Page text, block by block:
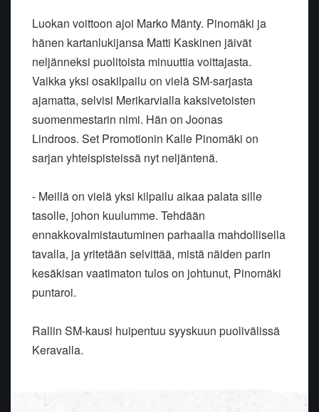
Luokan voittoon ajoi Marko Mänty. Pinomäki ja
hänen kartanlukijansa Matti Kaskinen jäivät
neljänneksi puolitoista minuuttia voittajasta.
Vaikka yksi osakilpailu on vielä SM-sarjasta
ajamatta, selvisi Merikarvialla kaksivetoisten
suomenmestarin nimi. Hän on Joonas
Lindroos. Set Promotionin Kalle Pinomäki on
sarjan yhteispisteissä nyt neljäntenä.
- Meillä on vielä yksi kilpailu aikaa palata sille
tasolle, johon kuulumme. Tehdään
ennakkovalmistautuminen parhaalla mahdollisella
tavalla, ja yritetään selvittää, mistä näiden parin
kesäkisan vaatimaton tulos on johtunut, Pinomäki
puntaroi.
Rallin SM-kausi huipentuu syyskuun puolivälissä
Keravalla.